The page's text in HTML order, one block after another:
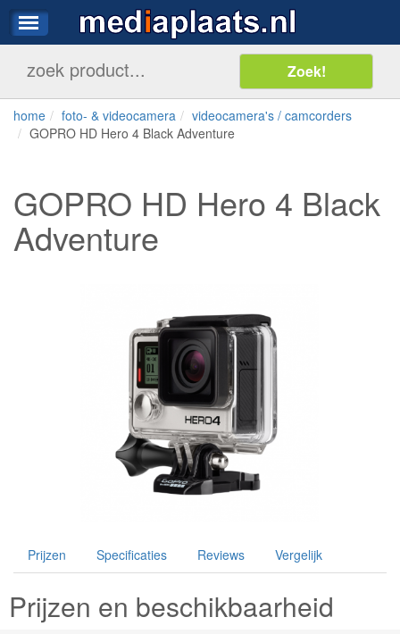
home foto- & videocamera
videocamera's / camcorders
GOPRO HD Hero 4 Black Adventure
GOPRO HD Hero 4 Black
Adventure
Prijzen Specificaties Reviews Vergelijk
Prijzen en beschikbaarheid